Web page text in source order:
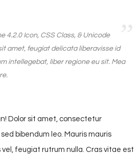
4.2.0 Icon, CSS Class, & Unicode
amet, feugiat delicata liberavisse id
intellegebat, liber regione eu sit. Mea
Dolor sit amet, consectetur
bibendum leo. Mauris mauris
feugiat rutrum nulla. Cras vitae est